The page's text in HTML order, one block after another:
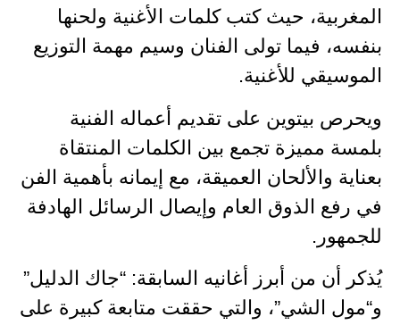
المغربية، حيث كتب كلمات الأغنية ولحنها
بنفسه، فيما تولى الفنان وسيم مهمة التوزيع
الموسيقي للأغنية.
ويحرص بيتوين على تقديم أعماله الفنية
بلمسة مميزة تجمع بين الكلمات المنتقاة
بعناية والألحان العميقة، مع إيمانه بأهمية الفن
في رفع الذوق العام وإيصال الرسائل الهادفة
للجمهور.
يُذكر أن من أبرز أغانيه السابقة: “جاك الدليل”
و“مول الشي”، والتي حققت متابعة كبيرة على